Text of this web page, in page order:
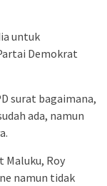
untuk
Demokrat
surat bagaimana,
ada, namun
Maluku, Roy
namun tidak